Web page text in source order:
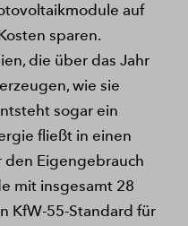
auf
sparen.
die über das Jahr
wie sie
sogar ein
fließt in einen
den Eigengebrauch
mit insgesamt 28
KfW-55-Standard für